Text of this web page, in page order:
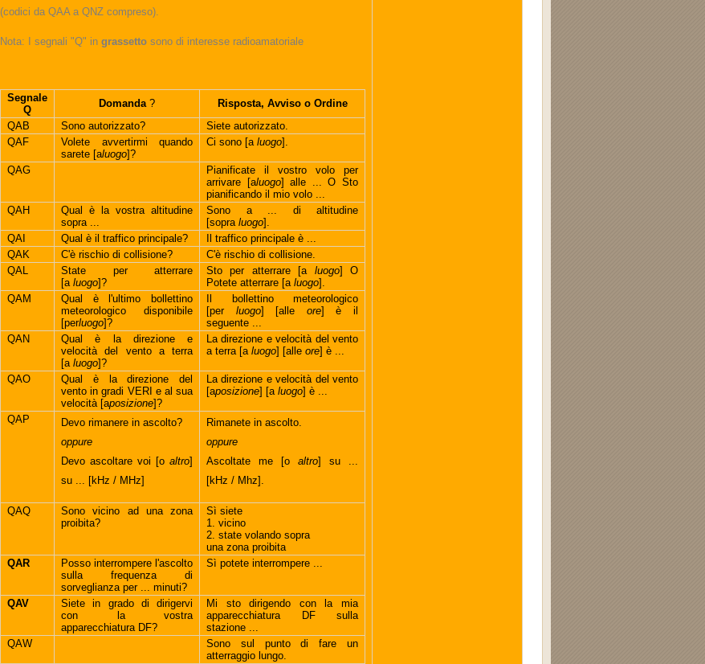
(codici da QAA a QNZ compreso).
Nota: I segnali "Q" in grassetto sono di interesse radioamatoriale
Segnale
Q
Domanda ?
Risposta, Avviso o Ordine
QAB
Sono autorizzato?
Siete autorizzato.
QAF
Volete avvertirmi quando
sarete [aluogo]?
Ci sono [a luogo].
QAG
Pianificate il vostro volo per
arrivare [aluogo] alle ... O Sto
pianificando il mio volo ...
QAH
Qual è la vostra altitudine
sopra ...
Sono a ... di altitudine
[sopra luogo].
QAI
Qual è il traffico principale?
Il traffico principale è ...
QAK
C'è rischio di collisione?
C'è rischio di collisione.
QAL
State per atterrare
[a luogo]?
Sto per atterrare [a luogo] O
Potete atterrare [a luogo].
QAM
Qual è l'ultimo bollettino
meteorologico disponibile
[perluogo]?
Il bollettino meteorologico
[per luogo] [alle ore] è il
seguente ...
QAN
Qual è la direzione e
velocità del vento a terra
[a luogo]?
La direzione e velocità del vento
a terra [a luogo] [alle ore] è ...
QAO
Qual è la direzione del
vento in gradi VERI e al sua
velocità [aposizione]?
La direzione e velocità del vento
[aposizione] [a luogo] è ...
QAP
Devo rimanere in ascolto?
oppure
Devo ascoltare voi [o altro]
su ... [kHz / MHz]
Rimanete in ascolto.
oppure
Ascoltate me [o altro] su ...
[kHz / Mhz].
QAQ
Sono vicino ad una zona
proibita?
Sì siete
1. vicino
2. state volando sopra
una zona proibita
QAR
Posso interrompere l'ascolto
sulla frequenza di
sorveglianza per ... minuti?
Sì potete interrompere ...
QAV
Siete in grado di dirigervi
con la vostra
apparecchiatura DF?
Mi sto dirigendo con la mia
apparecchiatura DF sulla
stazione ...
QAW
Sono sul punto di fare un
atterraggio lungo.